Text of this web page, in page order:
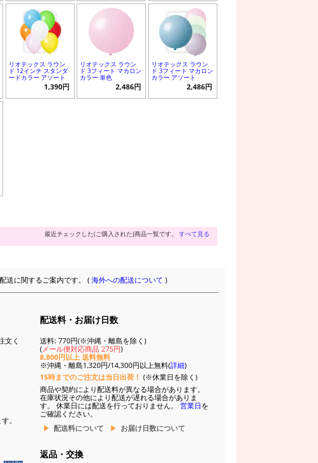
リオテックス ラウン
ド 12インチ スタンダ
ードカラー アソート
1,390円
リオテックス ラウン
ド 3フィート マカロン
カラー 単色
2,486円
リオテックス ラウン
ド 3フィート マカロン
カラー アソート
2,486円
最近チェックした(ご購入された)商品一覧です。 すべて見る
送に関するご案内です。 (海外への配送について )
文く
。
配送料・お届け日数
送料: 770円(※沖縄・離島を除く)
(メール便対応商品 275円)
8,800円以上 送料無料
※沖縄・離島1,320円/14,300円以上無料(詳細)
15時までのご注文は当日出荷！ (※休業日を除く)
商品や契約により配送料が異なる場合があります。
在庫状況その他により配送が遅れる場合がありま
す。 休業日には配送を行っておりません。 営業日を
ご確認ください。
配送料について
お届け日数について
返品・交換